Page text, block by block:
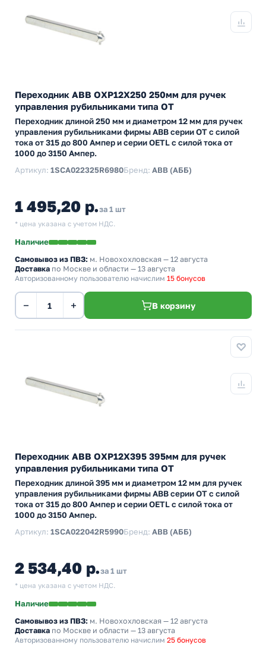
Переходник ABB OXP12X250 250мм для ручек
управления рубильниками типа ОТ
Переходник длиной 250 мм и диаметром 12 мм для ручек
управления рубильниками фирмы АВВ серии ОТ с силой
тока от 315 до 800 Ампер и серии OETL с силой тока от
1000 до 3150 Ампер.
Артикул: 1SCA022325R6980Бренд: ABB (АББ)
1 495,20 р.за 1 шт
* цена указана с учетом НДС.
Наличие
Самовывоз из ПВЗ: м. Новохохловская — 12 августа
Доставка по Москве и области — 13 августа
Авторизованному пользователю начислим 15 бонусов
− + В корзину
Переходник ABB ОХP12X395 395мм для ручек
управления рубильниками типа ОТ
Переходник длиной 395 мм и диаметром 12 мм для ручек
управления рубильниками фирмы АВВ серии ОТ с силой
тока от 315 до 800 Ампер и серии ОETL с силой тока от
1000 до 3150 Ампер.
Артикул: 1SCA022042R5990Бренд: ABB (АББ)
2 534,40 р.за 1 шт
* цена указана с учетом НДС.
Наличие
Самовывоз из ПВЗ: м. Новохохловская — 12 августа
Доставка по Москве и области — 13 августа
Авторизованному пользователю начислим 25 бонусов